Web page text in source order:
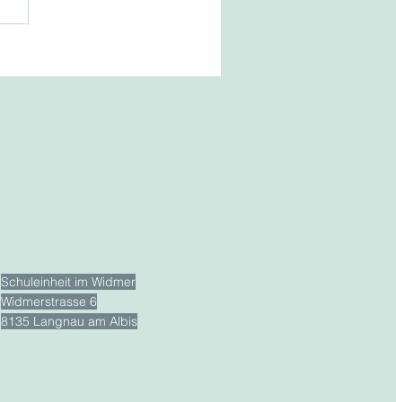
Schuleinheit im Widmer
Widmerstrasse 6
8135 Langnau am Albis